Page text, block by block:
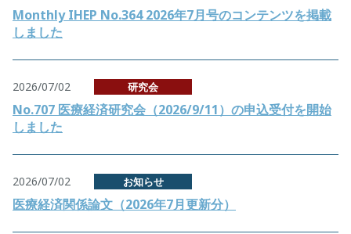
Monthly IHEP No.364 2026年7月号のコンテンツを掲載
しました
2026/07/02 研究会
No.707 医療経済研究会（2026/9/11）の申込受付を開始
しました
2026/07/02 お知らせ
医療経済関係論文（2026年7月更新分）